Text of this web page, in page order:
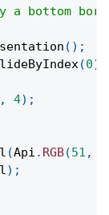
a bottom
( ) ;
(0)
, 4) ;
(Api . RGB(51 ,
) ;